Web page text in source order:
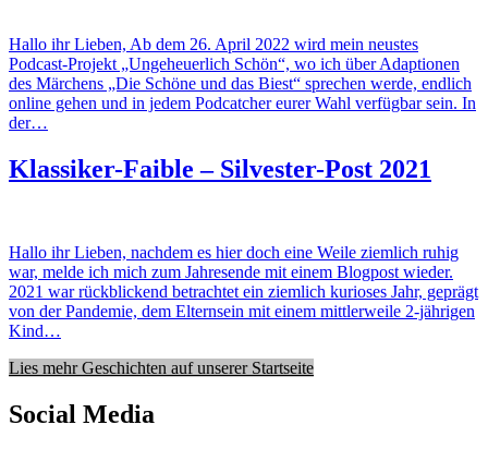
Hallo ihr Lieben, Ab dem 26. April 2022 wird mein neustes
Podcast-Projekt „Ungeheuerlich Schön“, wo ich über Adaptionen
des Märchens „Die Schöne und das Biest“ sprechen werde, endlich
online gehen und in jedem Podcatcher eurer Wahl verfügbar sein. In
der…
Klassiker-Faible – Silvester-Post 2021
Hallo ihr Lieben, nachdem es hier doch eine Weile ziemlich ruhig
war, melde ich mich zum Jahresende mit einem Blogpost wieder.
2021 war rückblickend betrachtet ein ziemlich kurioses Jahr, geprägt
von der Pandemie, dem Elternsein mit einem mittlerweile 2-jährigen
Kind…
Lies mehr Geschichten auf unserer Startseite
Social Media